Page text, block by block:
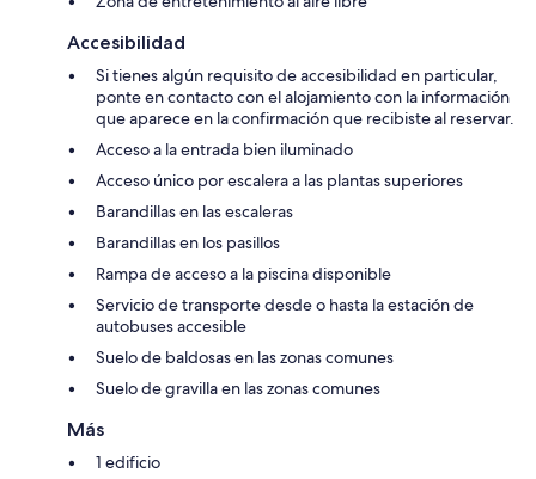
Accesibilidad
Si tienes algún requisito de accesibilidad en particular,
ponte en contacto con el alojamiento con la información
que aparece en la confirmación que recibiste al reservar.
Acceso a la entrada bien iluminado
Acceso único por escalera a las plantas superiores
Barandillas en las escaleras
Barandillas en los pasillos
Rampa de acceso a la piscina disponible
Servicio de transporte desde o hasta la estación de
autobuses accesible
Suelo de baldosas en las zonas comunes
Suelo de gravilla en las zonas comunes
Más
1 edificio